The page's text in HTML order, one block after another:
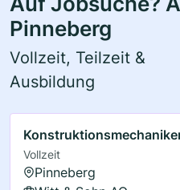
Pinneberg
Vollzeit, Teilzeit &
Ausbildung
Vollzeit
Pinneberg